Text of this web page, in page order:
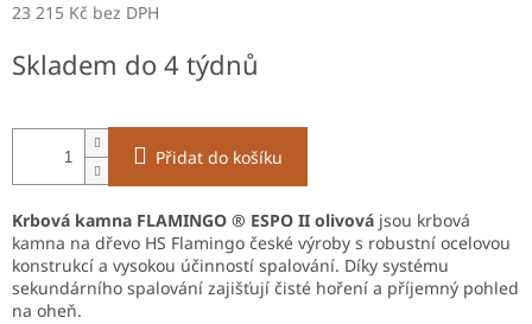
23 215 Kč bez DPH
cena:
Skladem do 4 týdnů
Přidat do košíku
Krbová kamna FLAMINGO ® ESPO II olivová jsou krbová
kamna na dřevo HS Flamingo české výroby s robustní ocelovou
konstrukcí a vysokou účinností spalování. Díky systému
sekundárního spalování zajišťují čisté hoření a příjemný pohled
na oheň.